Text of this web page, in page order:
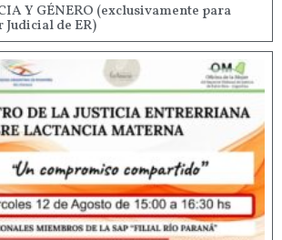
Y GÉNERO (exclusivamente para
Judicial de ER)